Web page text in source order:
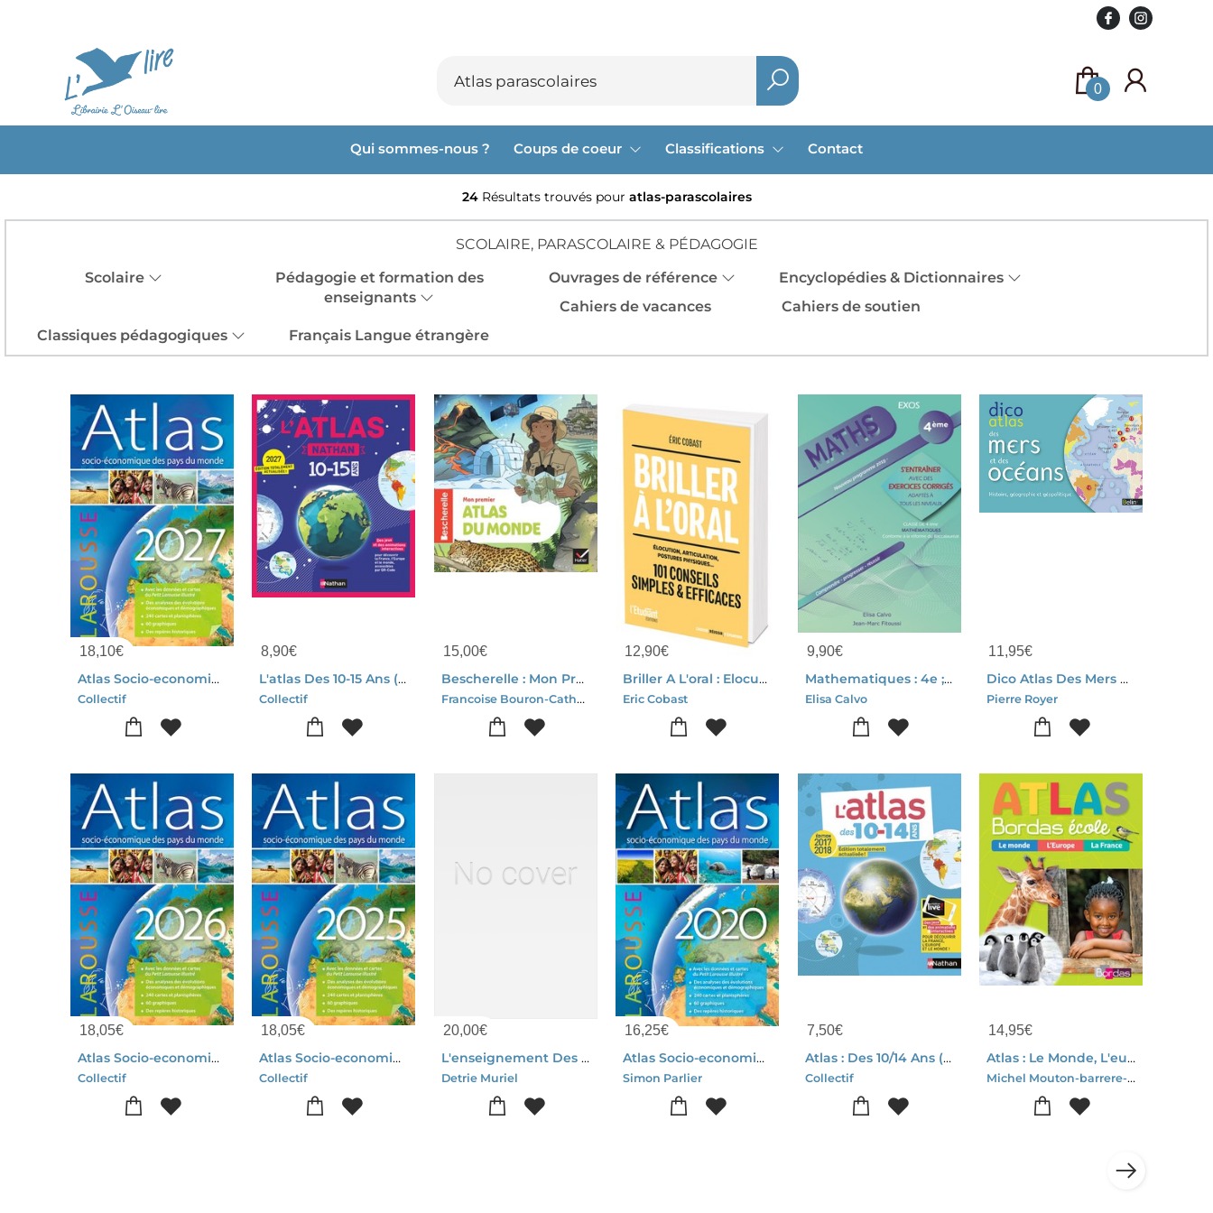
0
Qui sommes-nous ? Coups de coeur Classifications Contact
24 Résultats trouvés pour atlas-parascolaires
SCOLAIRE, PARASCOLAIRE & PÉDAGOGIE
Scolaire
Pédagogie et formation des
enseignants
Ouvrages de référence
Encyclopédies & Dictionnaires
Cahiers de vacances
Cahiers de soutien
Classiques pédagogiques
Français Langue étrangère
18,10€
Atlas Socio-economique Des Pays Du Monde (edition 2027)
Collectif
8,90€
L'atlas Des 10-15 Ans (edition 2026/2027)
Collectif
15,00€
Bescherelle : Mon Premier Atlas Du Monde
Francoise Bouron-Catherine David
12,90€
Briller A L'oral : Elocution, Articulation, Posture Physique...
Eric Cobast
9,90€
Mathematiques : 4e ; Apprendre Son Cours Et S'entrainer Avec Des Exercices Corriges
Elisa Calvo
11,95€
Dico Atlas Des Mers Et Oceans ; Histoire, Geographie Et Geopolitique
Pierre Royer
18,05€
Atlas Socio-economique Des Pays Du Monde (edition 2026)
Collectif
18,05€
Atlas Socio-economique Des Pays Du Monde (edition 2025)
Collectif
20,00€
L'enseignement Des Litteratures Asiatiques Et La Traduction: Experiences, Interrogations Et Proposit
Detrie Muriel
16,25€
Atlas Socio-economique Des Pays Du Monde (edition 2020)
Simon Parlier
7,50€
Atlas : Des 10/14 Ans (edition 2017/2018)
Collectif
14,95€
Atlas : Le Monde, L'europe, La France (edition 2018)
Michel Mouton-barrere-Eric Monfort-Leon Pistache